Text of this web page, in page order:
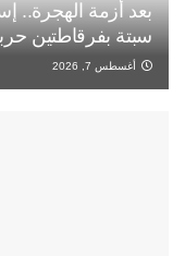
بعد أزمة الهجرة..
سبتة بفرقاطتين
أغسطس 7, 2026